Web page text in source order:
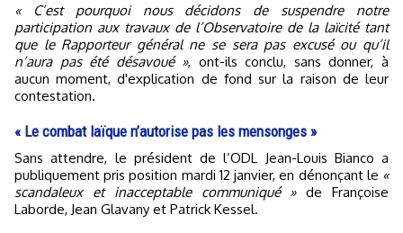
« C’est pourquoi nous décidons de suspendre notre
participation aux travaux de l’Observatoire de la laïcité tant
que le Rapporteur général ne se sera pas excusé ou qu’il
n’aura pas été désavoué », ont-ils conclu, sans donner, à
aucun moment, d'explication de fond sur la raison de leur
contestation.
« Le combat laïque n’autorise pas les mensonges »
Sans attendre, le président de l’ODL Jean-Louis Bianco a
publiquement pris position mardi 12 janvier, en dénonçant le «
scandaleux et inacceptable communiqué »de Françoise
Laborde, Jean Glavany et Patrick Kessel.